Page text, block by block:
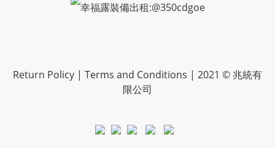
幸福露裝備出租:@350cdgoe
Return Policy | Terms and Conditions | 2021 © 兆統有
限公司